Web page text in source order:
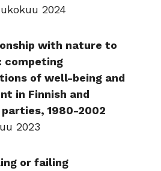
2024
with nature to
competing
of well-being and
in Finnish and
parties, 1980-2002
2023
or failing